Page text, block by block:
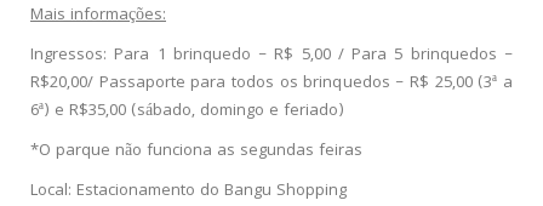
Mais informações:
Ingressos: Para 1 brinquedo – R$ 5,00 / Para 5 brinquedos –
R$20,00/ Passaporte para todos os brinquedos – R$ 25,00 (3ª a
6ª) e R$35,00 (sábado, domingo e feriado)
*O parque não funciona as segundas feiras
Local: Estacionamento do Bangu Shopping